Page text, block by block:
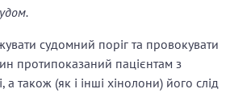
судомний поріг та провокувати
протипоказаний пацієнтам з
а також (як і інші хінолони) його слід